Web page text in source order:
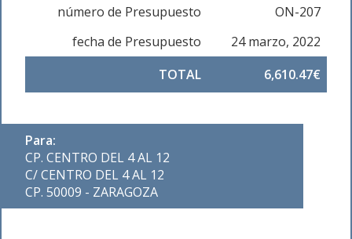
número de Presupuesto
ON-207
fecha de Presupuesto
24 marzo, 2022
TOTAL
6,610.47€
Para:
CP. CENTRO DEL 4 AL 12
C/ CENTRO DEL 4 AL 12
CP. 50009 - ZARAGOZA